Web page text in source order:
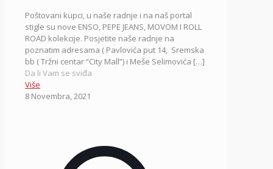
Poštovani kupci, u naše radnje i na naš portal
stigle su nove ENSO, PEPE JEANS, MOVOM I ROLL
ROAD kolekcije. Posjetite naše radnje na
poznatim adresama ( Pavlovića put 14, Sremska
bb ( Tržni centar “City Mall”) i Meše Selimovića […]
Da li Vam se sviđa
Više
8 Novembra, 2021